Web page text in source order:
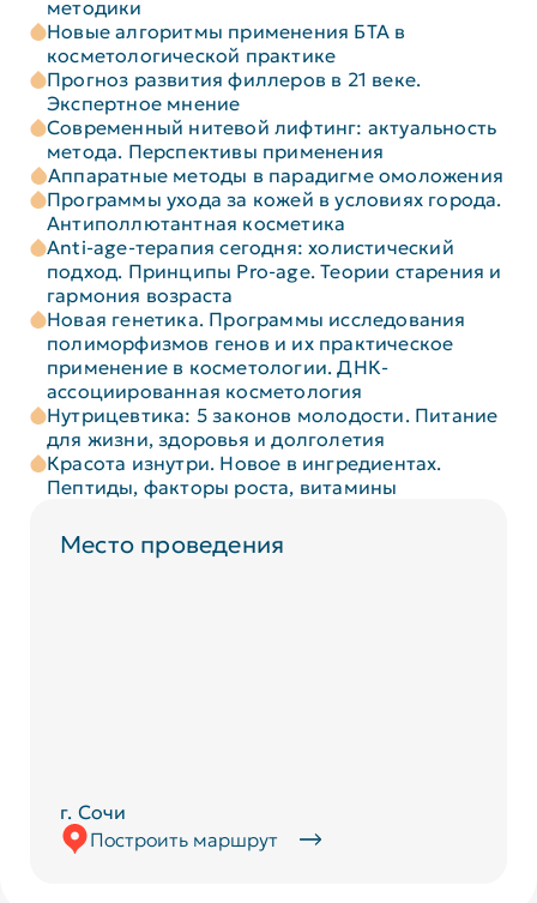
методики
Новые алгоритмы применения БТА в
косметологической практике
Прогноз развития филлеров в 21 веке.
Экспертное мнение
Современный нитевой лифтинг: актуальность
метода. Перспективы применения
Аппаратные методы в парадигме омоложения
Программы ухода за кожей в условиях города.
Антиполлютантная косметика
Anti-age-терапия сегодня: холистический
подход. Принципы Pro-age. Теории старения и
гармония возраста
Новая генетика. Программы исследования
полиморфизмов генов и их практическое
применение в косметологии. ДНК-
ассоциированная косметология
Нутрицевтика: 5 законов молодости. Питание
для жизни, здоровья и долголетия
Красота изнутри. Новое в ингредиентах.
Пептиды, факторы роста, витамины
Место проведения
г. Сочи
Построить маршрут